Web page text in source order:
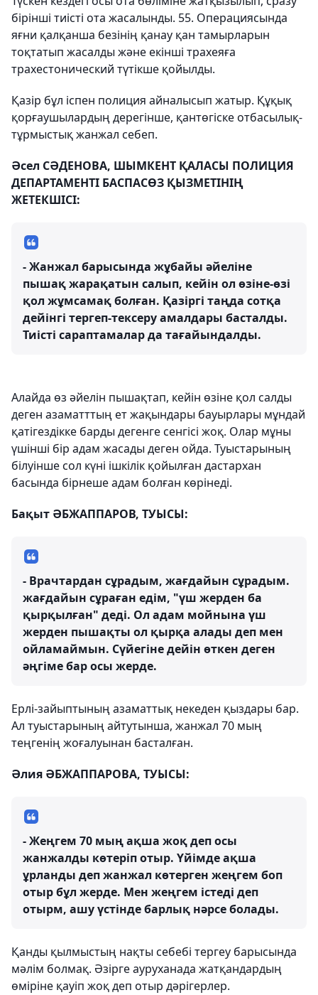
бірінші тиісті ота жасалынды. 55. Операциясында
яғни қалқанша безінің қанау қан тамырларын
тоқтатып жасалды және екінші трахеяға
трахестонический түтікше қойылды.
Қазір бұл іспен полиция айналысып жатыр. Құқық
қорғаушылардың дерегінше, қантөгіске отбасылық-
тұрмыстық жанжал себеп.
Әсел СӘДЕНОВА, ШЫМКЕНТ ҚАЛАСЫ ПОЛИЦИЯ
ДЕПАРТАМЕНТІ БАСПАСӨЗ ҚЫЗМЕТІНІҢ
ЖЕТЕКШІСІ:
- Жанжал барысында жұбайы әйеліне
пышақ жарақатын салып, кейін ол өзіне-өзі
қол жұмсамақ болған. Қазіргі таңда сотқа
дейінгі тергеп-тексеру амалдары басталды.
Тиісті сараптамалар да тағайындалды.
Алайда өз әйелін пышақтап, кейін өзіне қол салды
деген азаматттың ет жақындары бауырлары мұндай
қатігездікке барды дегенге сенгісі жоқ. Олар мұны
үшінші бір адам жасады деген ойда. Туыстарының
білуінше сол күні ішкілік қойылған дастархан
басында бірнеше адам болған көрінеді.
Бақыт ӘБЖАППАРОВ, ТУЫСЫ:
- Врачтардан сұрадым, жағдайын сұрадым.
жағдайын сұраған едім, "үш жерден ба
қырқылған" деді. Ол адам мойнына үш
жерден пышақты ол қырқа алады деп мен
ойламаймын. Сүйегіне дейін өткен деген
әңгіме бар осы жерде.
Ерлі-зайыптының азаматтық некеден қыздары бар.
Ал туыстарының айтутынша, жанжал 70 мың
теңгенің жоғалуынан басталған.
Әлия ӘБЖАППАРОВА, ТУЫСЫ:
- Жеңгем 70 мың ақша жоқ деп осы
жанжалды көтеріп отыр. Үйімде ақша
ұрланды деп жанжал көтерген жеңгем боп
отыр бұл жерде. Мен жеңгем істеді деп
отырм, ашу үстінде барлық нәрсе болады.
Қанды қылмыстың нақты себебі тергеу барысында
мәлім болмақ. Әзірге ауруханада жатқандардың
өміріне қауіп жоқ деп отыр дәрігерлер.